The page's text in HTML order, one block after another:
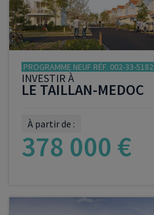
PROGRAMME NEUF RÉF. 002-33-5182
INVESTIR À
LE TAILLAN-MEDOC
À partir de :
378 000 €